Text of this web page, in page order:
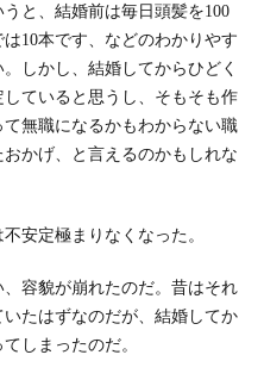
と、結婚前は毎日頭髪を100
10本です、などのわかりやす
しかし、結婚してからひどく
ていると思うし、そもそも作
無職になるかもわからない職
かげ、と言えるのかもしれな
安定極まりなくなった。
容貌が崩れたのだ。昔はそれ
たはずなのだが、結婚してか
しまったのだ。